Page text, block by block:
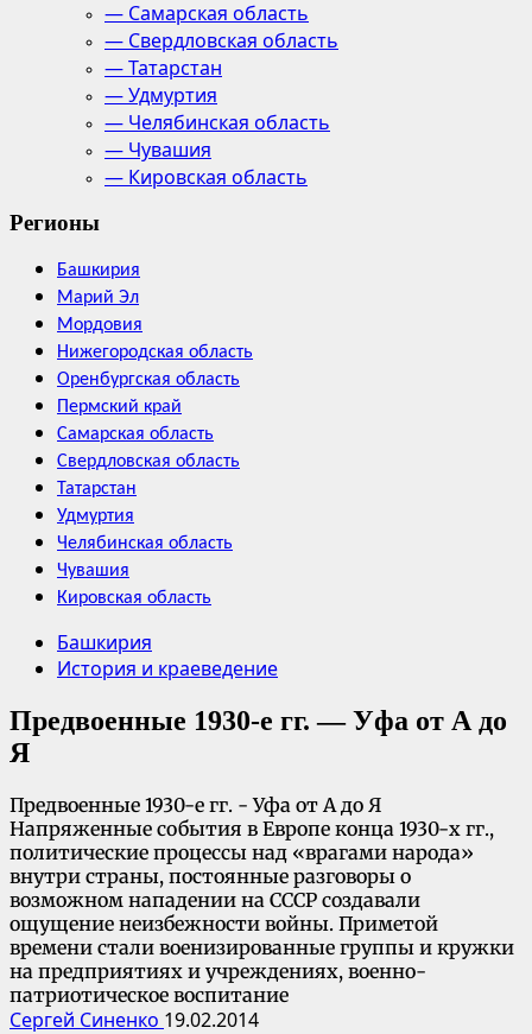
— Самарская область
— Свердловская область
— Татарстан
— Удмуртия
— Челябинская область
— Чувашия
— Кировская область
Регионы
Башкирия
Марий Эл
Мордовия
Нижегородская область
Оренбургская область
Пермский край
Самарская область
Свердловская область
Татарстан
Удмуртия
Челябинская область
Чувашия
Кировская область
Башкирия
История и краеведение
Предвоенные 1930-е гг. — Уфа от А до
Я
Предвоенные 1930-е гг. - Уфа от А до Я
Напряженные события в Европе конца 1930-х гг.,
политические процессы над «врагами народа»
внутри страны, постоянные разговоры о
возможном нападении на СССР создавали
ощущение неизбежности войны. Приметой
времени стали военизированные группы и кружки
на предприятиях и учреждениях, военно-
патриотическое воспитание
Сергей Синенко 19.02.2014